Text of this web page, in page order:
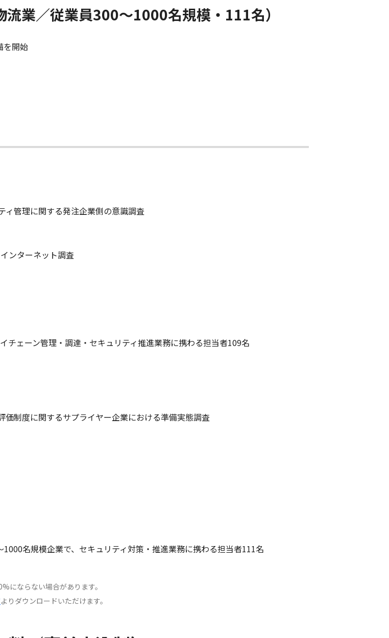
業／従業員300～1000名規模・111名）
を開始
ィ管理に関する発注企業側の意識調査
ンターネット調査
チェーン管理・調達・セキュリティ推進業務に携わる担当者109名
価制度に関するサプライヤー企業における準備実態調査
名規模企業で、セキュリティ対策・推進業務に携わる担当者111名
にならない場合があります。
よりダウンロードいただけます。